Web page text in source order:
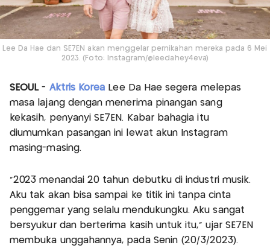
Lee Da Hae dan SE7EN akan menggelar pernikahan mereka pada 6 Mei
2023. (Foto: Instagram/@leedahey4eva)
SEOUL- Aktris Korea Lee Da Hae segera melepas
masa lajang dengan menerima pinangan sang
kekasih, penyanyi SE7EN. Kabar bahagia itu
diumumkan pasangan ini lewat akun Instagram
masing-masing.
“2023 menandai 20 tahun debutku di industri musik.
Aku tak akan bisa sampai ke titik ini tanpa cinta
penggemar yang selalu mendukungku. Aku sangat
bersyukur dan berterima kasih untuk itu,” ujar SE7EN
membuka unggahannya, pada Senin (20/3/2023).